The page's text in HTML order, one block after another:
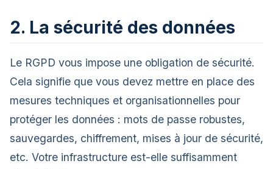
2. La sécurité des données
Le RGPD vous impose une obligation de sécurité.
Cela signifie que vous devez mettre en place des
mesures techniques et organisationnelles pour
protéger les données : mots de passe robustes,
sauvegardes, chiffrement, mises à jour de sécurité,
etc. Votre infrastructure est-elle suffisamment